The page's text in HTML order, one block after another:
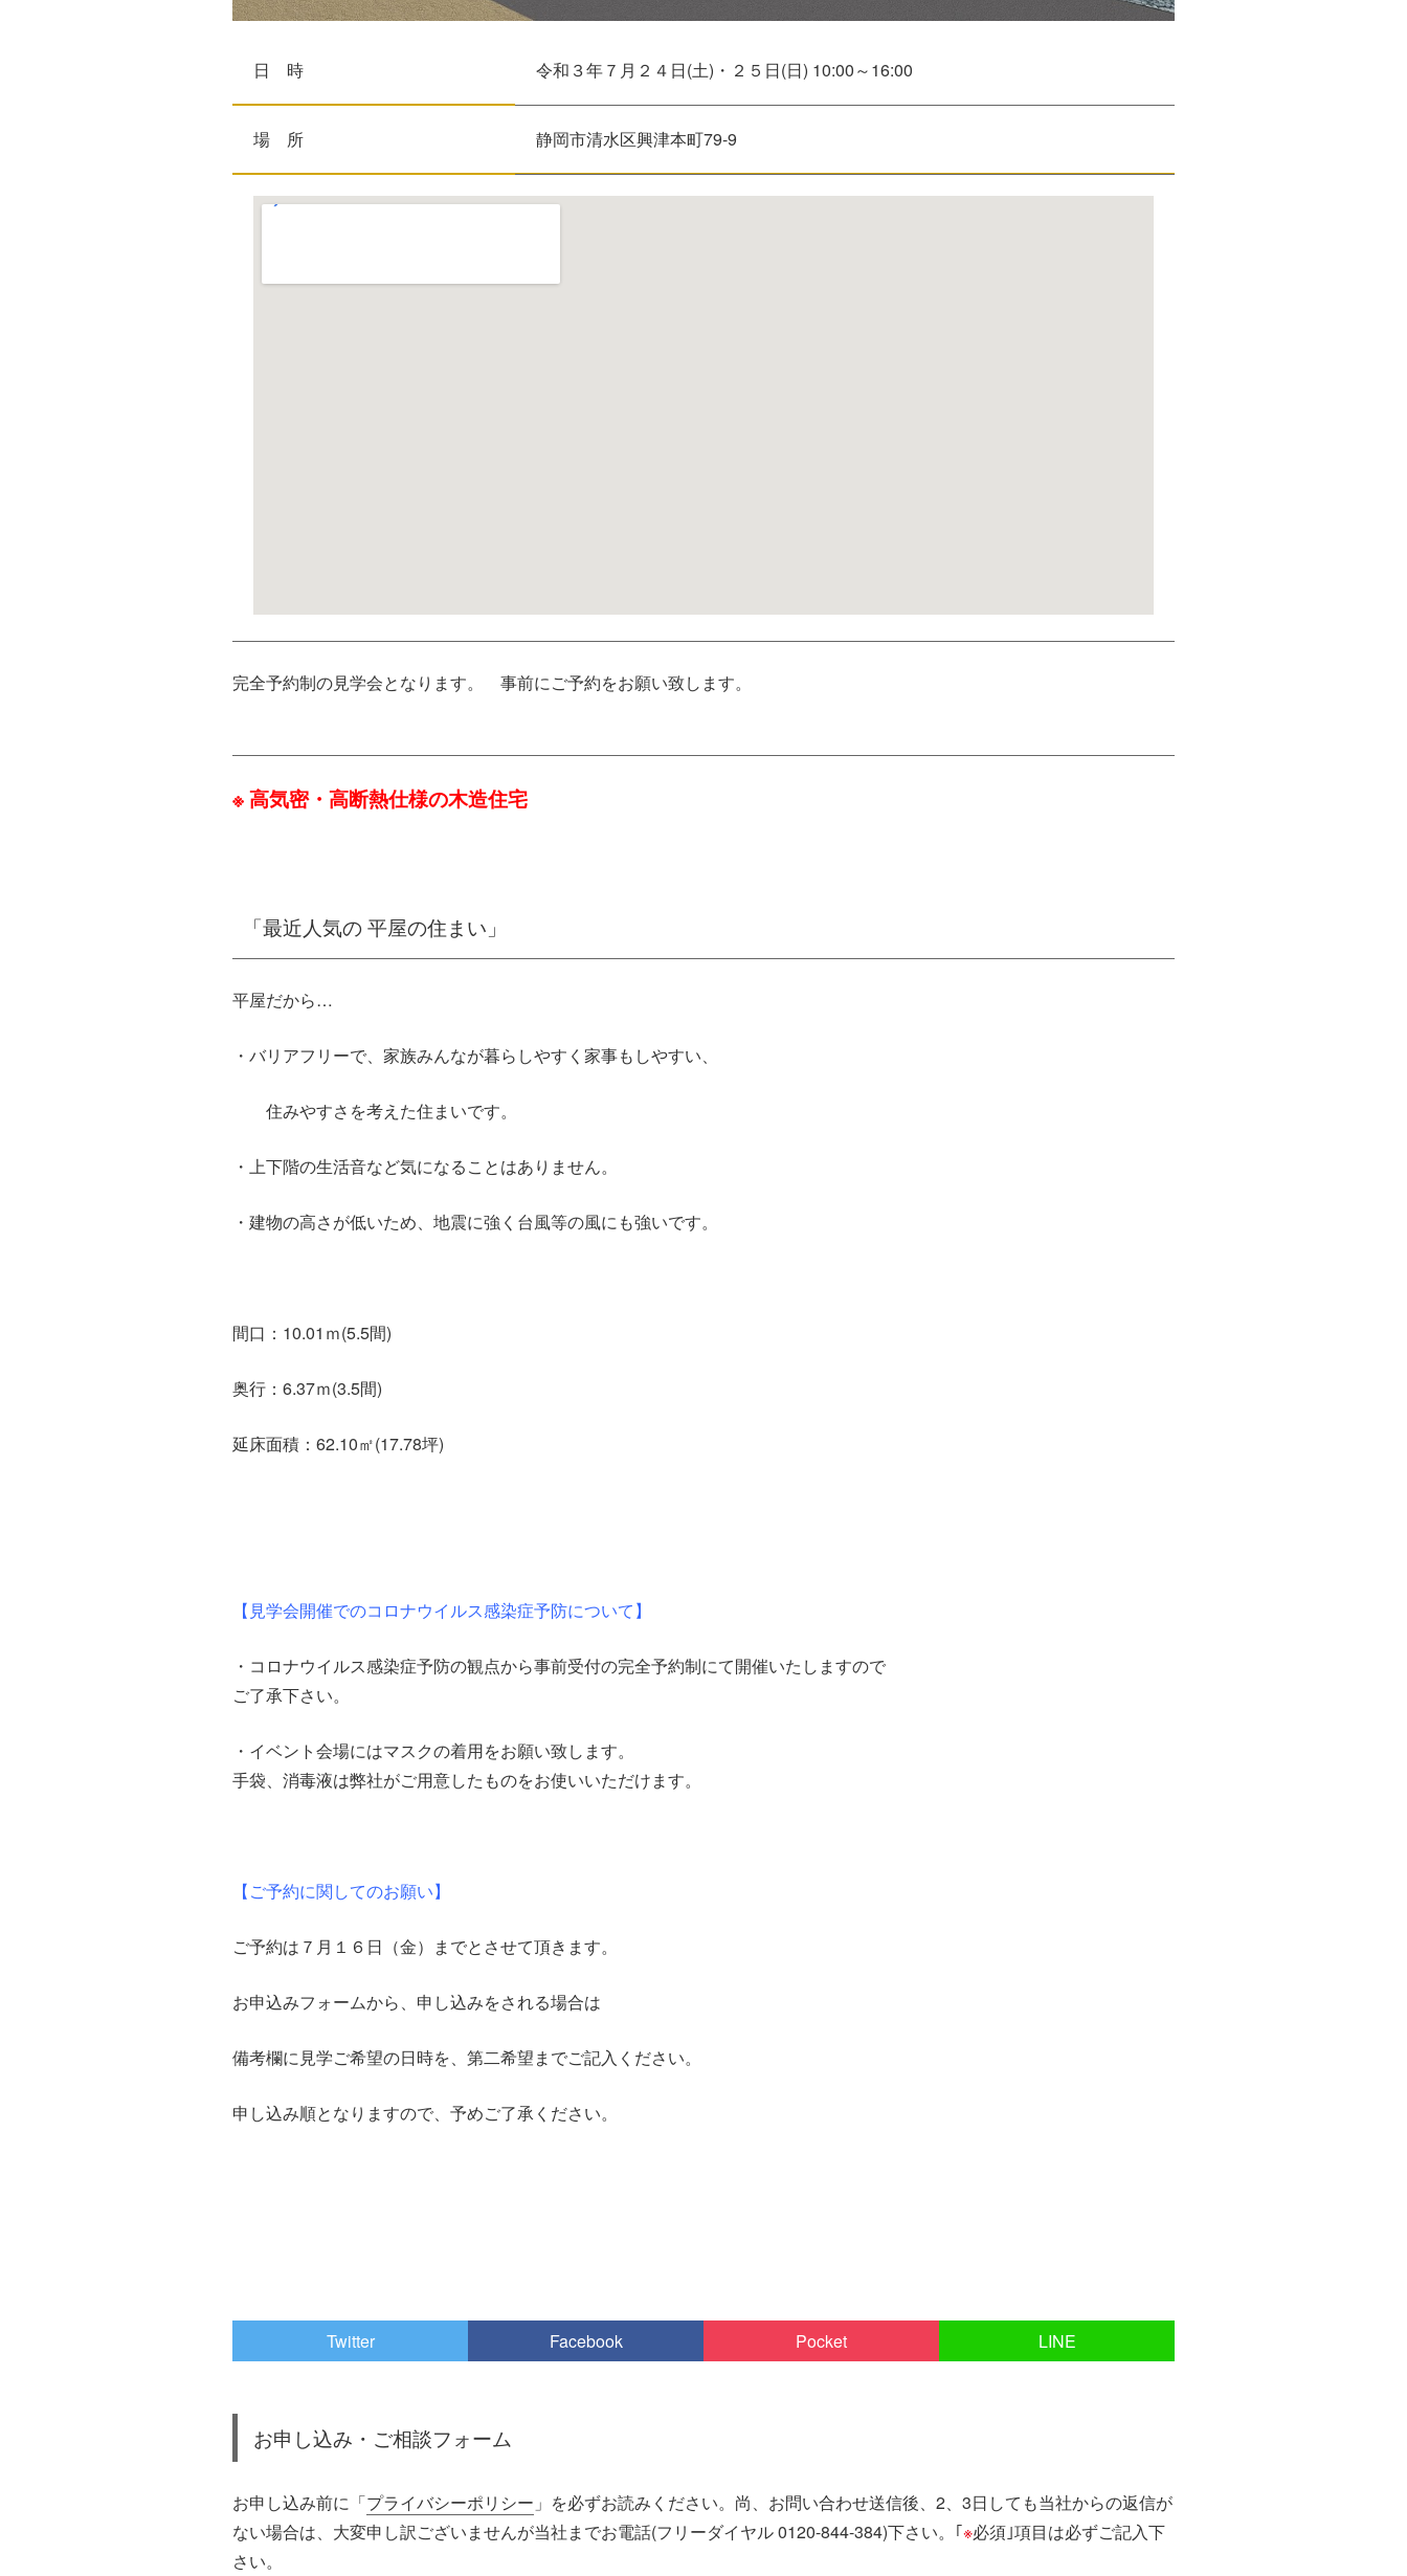
日 時 令和３年７月２４日(土)・２５日(日) 10:00～16:00
場 所 静岡市清水区興津本町79-9
完全予約制の見学会となります。 事前にご予約をお願い致します。
高気密・高断熱仕様の木造住宅
「最近人気の 平屋の住まい」
平屋だから…
・バリアフリーで、家族みんなが暮らしやすく家事もしやすい、
住みやすさを考えた住まいです。
・上下階の生活音など気になることはありません。
・建物の高さが低いため、地震に強く台風等の風にも強いです。
間口：10.01ｍ(5.5間)
奥行：6.37ｍ(3.5間)
延床面積：62.10㎡(17.78坪)
【見学会開催でのコロナウイルス感染症予防について】
・コロナウイルス感染症予防の観点から事前受付の完全予約制にて開催いたしますので
ご了承下さい。
・イベント会場にはマスクの着用をお願い致します。
手袋、消毒液は弊社がご用意したものをお使いいただけます。
【ご予約に関してのお願い】
ご予約は７月１６日（金）までとさせて頂きます。
お申込みフォームから、申し込みをされる場合は
備考欄に見学ご希望の日時を、第二希望までご記入ください。
申し込み順となりますので、予めご了承ください。
Twitter Facebook Pocket LINE
お申し込み・ご相談フォーム
お申し込み前に「プライバシーポリシー 」を必ずお読みください。尚、お問い合わせ送信後、2、3日しても当社からの返信が
ない場合は、大変申し訳ございませんが当社までお電話(フリーダイヤル 0120-844-384)下さい。｢※必須｣項目は必ずご記入下
さい。